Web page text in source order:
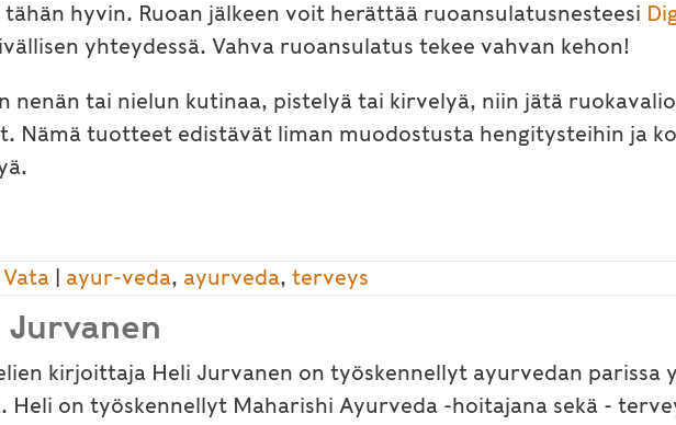
tähän hyvin. Ruoan jälkeen voit herättää ruoansulatusnesteesi
yhteydessä. Vahva ruoansulatus tekee vahvan kehon!
nenän tai nielun kutinaa, pistelyä tai kirvelyä, niin jätä
Nämä tuotteet edistävät liman muodostusta hengitysteihin ja
Vata ayur-veda, ayurveda, terveys
Jurvanen
kirjoittaja Heli Jurvanen on työskennellyt ayurvedan parissa
Heli on työskennellyt Maharishi Ayurveda -hoitajana sekä -